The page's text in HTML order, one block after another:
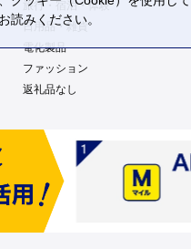
旅行・宿泊・体験
日用品・雑貨
電化製品
ファッション
返礼品なし
読みください。